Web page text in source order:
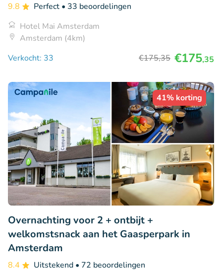
9.8 Perfect • 33 beoordelingen
Hotel Mai Amsterdam
Amsterdam (4km)
Verkocht: 33
€175,35 €175,35
41% korting
Overnachting voor 2 + ontbijt +
welkomstsnack aan het Gaasperpark in
Amsterdam
8.4 Uitstekend • 72 beoordelingen